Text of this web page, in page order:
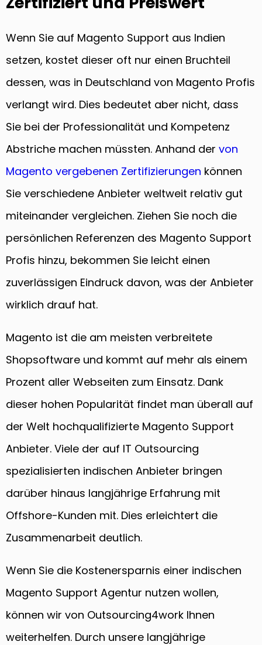
Wenn Sie auf Magento Support aus Indien
setzen, kostet dieser oft nur einen Bruchteil
dessen, was in Deutschland von Magento Profis
verlangt wird. Dies bedeutet aber nicht, dass
Sie bei der Professionalität und Kompetenz
Abstriche machen müssten. Anhand der von
Magento vergebenen Zertifizierungen können
Sie verschiedene Anbieter weltweit relativ gut
miteinander vergleichen. Ziehen Sie noch die
persönlichen Referenzen des Magento Support
Profis hinzu, bekommen Sie leicht einen
zuverlässigen Eindruck davon, was der Anbieter
wirklich drauf hat.
Magento ist die am meisten verbreitete
Shopsoftware und kommt auf mehr als einem
Prozent aller Webseiten zum Einsatz. Dank
dieser hohen Popularität findet man überall auf
der Welt hochqualifizierte Magento Support
Anbieter. Viele der auf IT Outsourcing
spezialisierten indischen Anbieter bringen
darüber hinaus langjährige Erfahrung mit
Offshore-Kunden mit. Dies erleichtert die
Zusammenarbeit deutlich.
Wenn Sie die Kostenersparnis einer indischen
Magento Support Agentur nutzen wollen,
können wir von Outsourcing4work Ihnen
weiterhelfen. Durch unsere langjährige